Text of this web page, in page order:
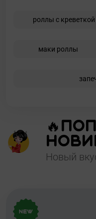
роллы с креветкой
маки роллы
Новый